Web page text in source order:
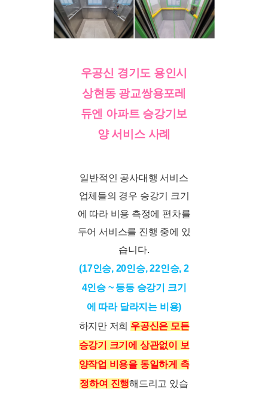
우공신 경기도 용인시
상현동 광교쌍용포레
듀엔 아파트 승강기보
양 서비스 사례
일반적인 공사대행 서비스
업체들의 경우 승강기 크기
에 따라 비용 측정에 편차를
두어 서비스를 진행 중에 있
습니다.​
(17인승, 20인승, 22인승, 2
4인승 ~ 등등 승강기 크기
에 따라 달라지는 비용)
하지만 저희 우공신은 모든
승강기 크기에 상관없이 보
양작업 비용을 동일하게 측
정하여 진행해드리고 있습